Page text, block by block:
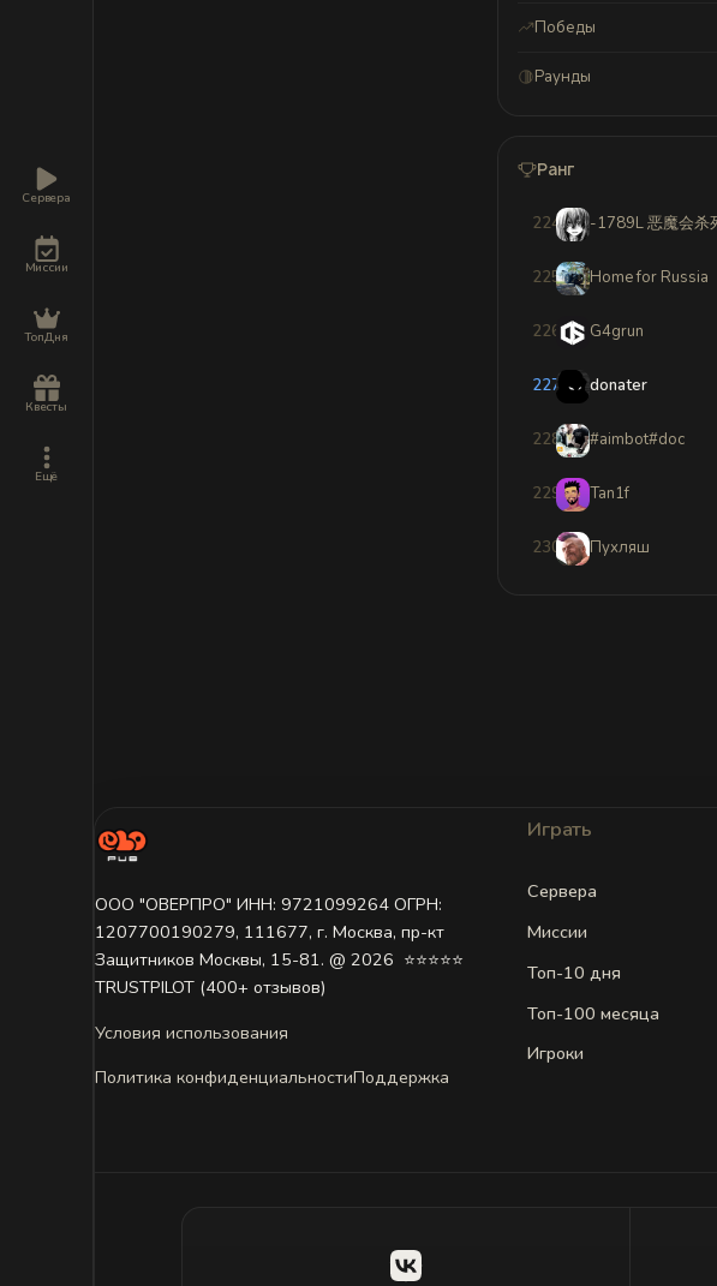
Сервера
Миссии
ТопДня
Квесты
Ещё
Победы
Раунды
Ранг
224 -1789L 恶魔会杀
225 Home for Russia
226 G4grun
227 donater
228 #aimbot#doc
229 Tan1f
230 Пухляш
ООО "ОВЕРПРО" ИНН: 9721099264 ОГРН:
1207700190279, 111677, г. Москва, пр-кт
Защитников Москвы, 15-81. @ 2026 ㅤ ⭐⭐⭐⭐⭐
TRUSTPILOT (400+ отзывов)
Условия использования
Политика конфиденциальностиПоддержка
Играть
Сервера
Миссии
Топ-10 дня
Топ-100 месяца
Игроки